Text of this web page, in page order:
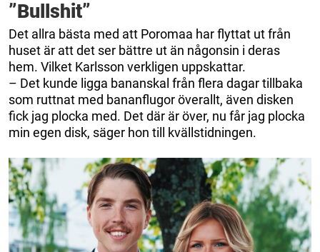
”Bullshit”
Det allra bästa med att Poromaa har flyttat ut från
huset är att det ser bättre ut än någonsin i deras
hem. Vilket Karlsson verkligen uppskattar.
– Det kunde ligga bananskal från flera dagar tillbaka
som ruttnat med bananflugor överallt, även disken
fick jag plocka med. Det där är över, nu får jag plocka
min egen disk, säger hon till kvällstidningen.